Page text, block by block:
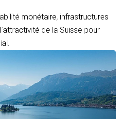
monétaire, infrastructures
de la Suisse pour